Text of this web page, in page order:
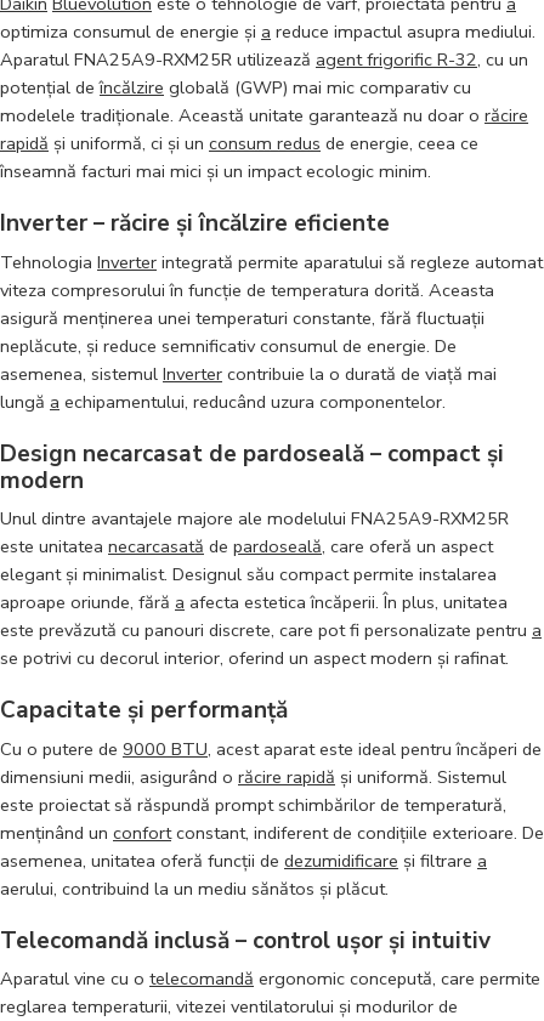
optimiza consumul de energie și a reduce impactul asupra mediului.
Aparatul FNA25A9-RXM25R utilizează agent frigorific R-32, cu un
potențial deîncălzire globală (GWP) mai mic comparativ cu
modelele tradiționale. Această unitate garantează nu doar o răcire
rapidă și uniformă, ci și un consum redus de energie, ceea ce
înseamnă facturi mai mici și un impact ecologic minim.
Inverter – răcire și încălzire eficiente
Tehnologia Inverter integrată permite aparatului să regleze automat
viteza compresorului în funcție de temperatura dorită. Aceasta
asigură menținerea unei temperaturi constante, fără fluctuații
neplăcute, și reduce semnificativ consumul de energie. De
asemenea, sistemul Inverter contribuie la o durată de viață mai
lungă a echipamentului, reducând uzura componentelor.
Design necarcasat de pardoseală – compact și
modern
Unul dintre avantajele majore ale modelului FNA25A9-RXM25R
este unitatea necarcasată de pardoseală, care oferă un aspect
elegant și minimalist. Designul său compact permite instalarea
aproape oriunde, fără a afecta estetica încăperii. În plus, unitatea
este prevăzută cu panouri discrete, care pot fi personalizate pentru a
se potrivi cu decorul interior, oferind un aspect modern și rafinat.
Capacitate și performanță
Cu o putere de 9000 BTU, acest aparat este ideal pentru încăperi de
dimensiuni medii, asigurând o răcire rapidă și uniformă. Sistemul
este proiectat să răspundă prompt schimbărilor de temperatură,
menținând un confortconstant, indiferent de condițiile exterioare. De
asemenea, unitatea oferă funcții de dezumidificare și filtrare a
aerului, contribuind la un mediu sănătos și plăcut.
Telecomandă inclusă – control ușor și intuitiv
Aparatul vine cu o telecomandă ergonomic concepută, care permite
reglarea temperaturii, vitezei ventilatorului și modurilor de